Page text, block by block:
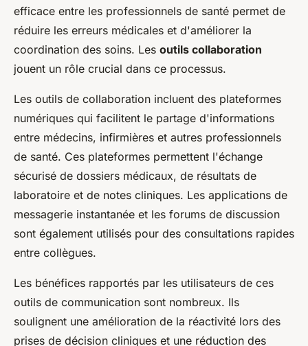
efficace entre les professionnels de santé permet de
réduire les erreurs médicales et d'améliorer la
coordination des soins. Les outils collaboration
jouent un rôle crucial dans ce processus.
Les outils de collaboration incluent des plateformes
numériques qui facilitent le partage d'informations
entre médecins, infirmières et autres professionnels
de santé. Ces plateformes permettent l'échange
sécurisé de dossiers médicaux, de résultats de
laboratoire et de notes cliniques. Les applications de
messagerie instantanée et les forums de discussion
sont également utilisés pour des consultations rapides
entre collègues.
Les bénéfices rapportés par les utilisateurs de ces
outils de communication sont nombreux. Ils
soulignent une amélioration de la réactivité lors des
prises de décision cliniques et une réduction des